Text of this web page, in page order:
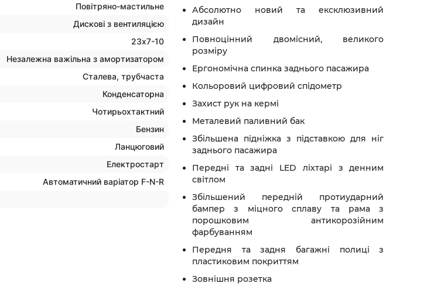
Повітряно-мастильне
Дискові з вентиляцією
23х7-10
Незалежна важільна з амортизатором
Сталева, трубчаста
Конденсаторна
Чотирьохтактний
Бензин
Ланцюговий
Електростарт
Автоматичний варіатор F-N-R
Абсолютно новий та ексклюзивний
дизайн
Повноцінний двомісний, великого
розміру
Ергономічна спинка заднього пасажира
Кольоровий цифровий спідометр
Захист рук на кермі
Металевий паливний бак
Збільшена підніжка з підставкою для ніг
заднього пасажира
Передні та задні LED ліхтарі з денним
світлом
Збільшений передній протиударний
бампер з міцного сплаву та рама з
порошковим антикорозійним
фарбуванням
Передня та задня багажні полиці з
пластиковим покриттям
Зовнішня розетка